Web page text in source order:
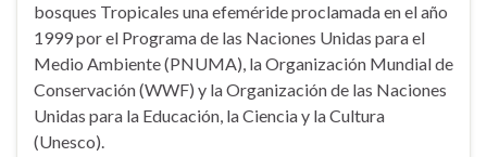
bosques Tropicales una efeméride proclamada en el año
1999 por el Programa de las Naciones Unidas para el
Medio Ambiente (PNUMA), la Organización Mundial de
Conservación (WWF) y la Organización de las Naciones
Unidas para la Educación, la Ciencia y la Cultura
(Unesco).